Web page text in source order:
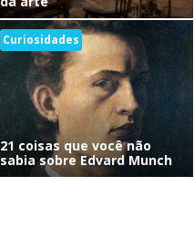
Curiosidades
21 coisas que você não
sabia sobre Edvard Munch